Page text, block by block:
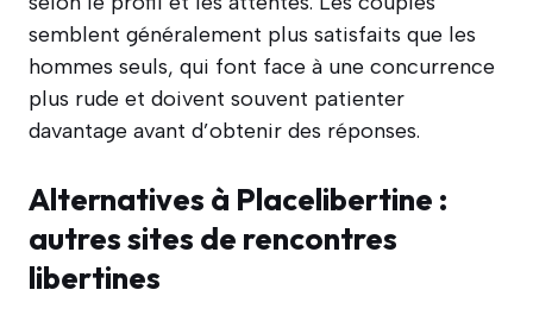
semblent généralement plus satisfaits que les
hommes seuls, qui font face à une concurrence
plus rude et doivent souvent patienter
davantage avant d’obtenir des réponses.
Alternatives à Placelibertine :
autres sites de rencontres
libertines